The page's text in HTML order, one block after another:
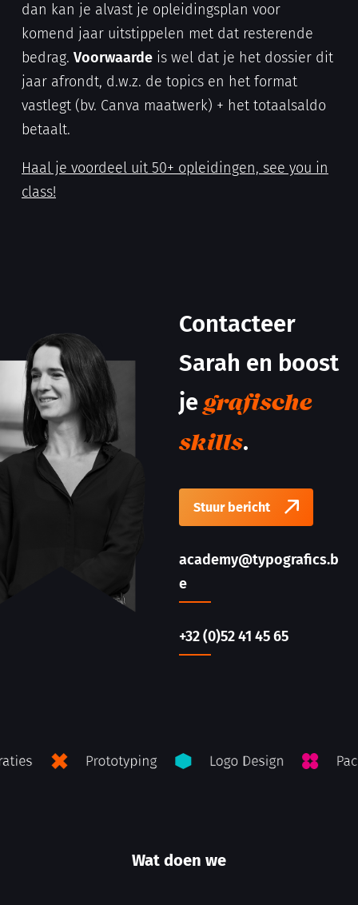
dan kan je alvast je opleidingsplan voor
komend jaar uitstippelen met dat resterende
bedrag. Voorwaarde is wel dat je het dossier dit
jaar afrondt, d.w.z. de topics en het format
vastlegt (bv. Canva maatwerk) + het totaalsaldo
betaalt.
Haal je voordeel uit 50+ opleidingen, see you in
class!
Contacteer
Sarah en boost
jegrafische
skills.
Stuur bericht
academy@typografics.b
e
+32 (0)52 41 45 65
Wat doen we